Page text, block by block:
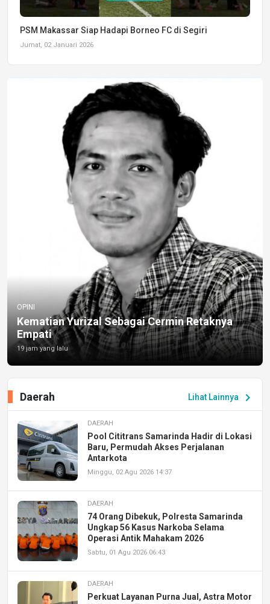
PSM Makassar Siap Hadapi Borneo FC di Segiri
Jumat, 02 Januari 2026
OPINI
Kematian Yurizal Sebagai Cermin Retaknya
Empati
19 jam yang lalu
Lihat Lainnya chevron_right
Daerah
DAERAH
Pool Cititrans Samarinda Hadir di Lokasi
Baru, Permudah Akses Perjalanan
Antarkota
Minggu, 02 Agu 2026 14:37
DAERAH
74 Orang Dibekuk, Polresta Samarinda
Ungkap 56 Kasus Narkoba Selama
Operasi Antik Mahakam 2026
Sabtu, 01 Agu 2026 06:43
DAERAH
Perkuat Layanan Purna Jual, Astra Motor